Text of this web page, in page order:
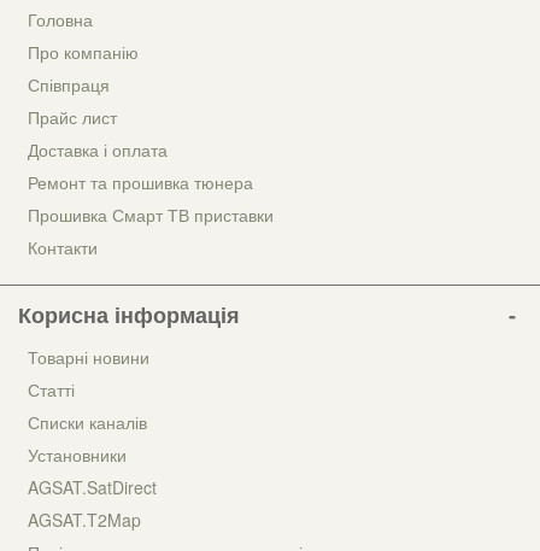
Головна
Про компанію
Співпраця
Прайс лист
Доставка і оплата
Ремонт та прошивка тюнера
Прошивка Смарт ТВ приставки
Контакти
Корисна інформація
Товарні новини
Статті
Списки каналів
Установники
AGSAT.SatDirect
AGSAT.T2Map